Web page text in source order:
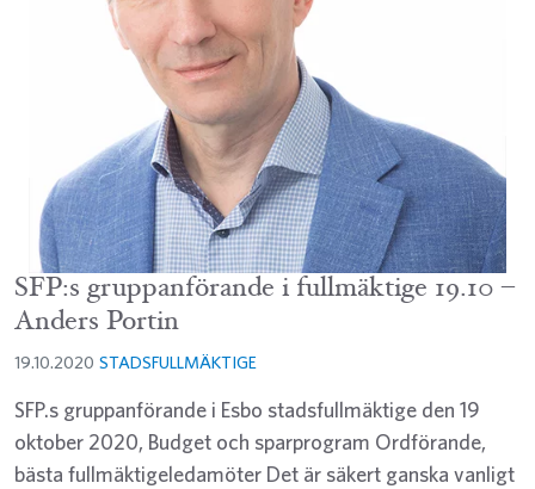
SFP:s gruppanförande i fullmäktige 19.10 –
Anders Portin
19.10.2020 STADSFULLMÄKTIGE
SFP.s gruppanförande i Esbo stadsfullmäktige den 19
oktober 2020, Budget och sparprogram Ordförande,
bästa fullmäktigeledamöter Det är säkert ganska vanligt